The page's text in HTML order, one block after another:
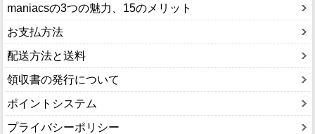
maniacsの3つの魅力、15のメリット
お支払方法
配送方法と送料
領収書の発行について
ポイントシステム
プライバシーポリシー